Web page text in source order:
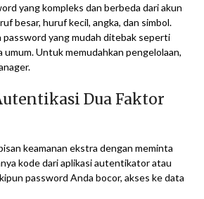
yang kompleks dan berbeda dari akun
besar, huruf kecil, angka, dan simbol.
password yang mudah ditebak seperti
umum. Untuk memudahkan pengelolaan,
Dua Faktor
keamanan ekstra dengan meminta
kode dari aplikasi autentikator atau
password Anda bocor, akses ke data